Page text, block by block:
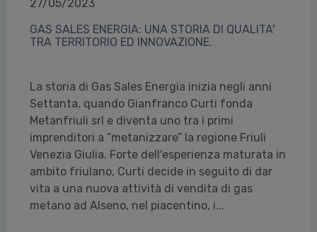
27/05/2023
GAS SALES ENERGIA: UNA STORIA DI QUALITA'
TRA TERRITORIO ED INNOVAZIONE.
La storia di Gas Sales Energia inizia negli anni
Settanta, quando Gianfranco Curti fonda
Metanfriuli srl e diventa uno tra i primi
imprenditori a “metanizzare” la regione Friuli
Venezia Giulia. Forte dell'esperienza maturata in
ambito friulano, Curti decide in seguito di dar
vita a una nuova attività di vendita di gas
metano ad Alseno, nel piacentino, i...